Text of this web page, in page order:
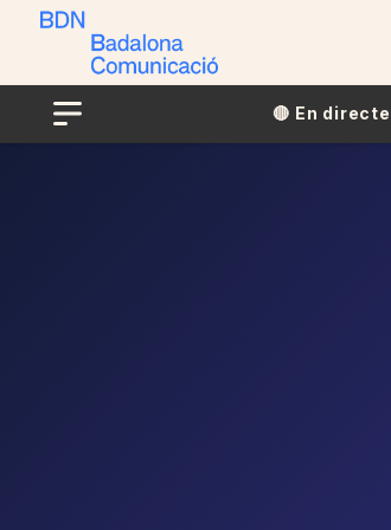
Menu
🔴​​ En directe